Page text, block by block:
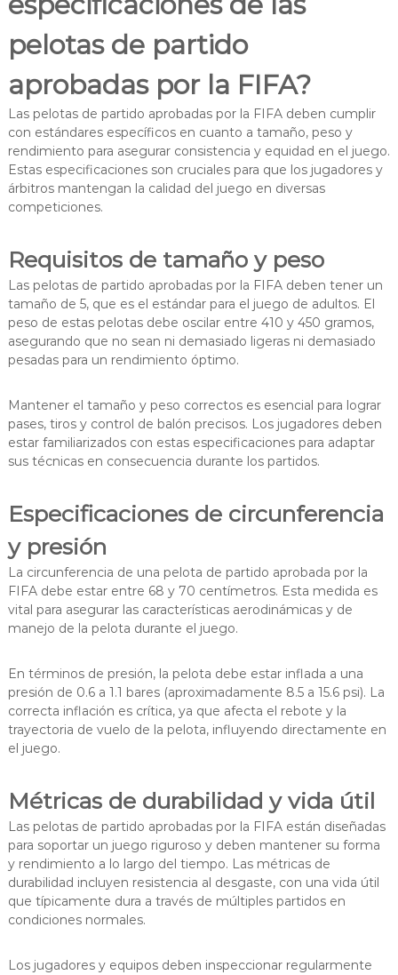
pelotas de partido
aprobadas por la FIFA?
Las pelotas de partido aprobadas por la FIFA deben cumplir
con estándares específicos en cuanto a tamaño, peso y
rendimiento para asegurar consistencia y equidad en el juego.
Estas especificaciones son cruciales para que los jugadores y
árbitros mantengan la calidad del juego en diversas
competiciones.
Requisitos de tamaño y peso
Las pelotas de partido aprobadas por la FIFA deben tener un
tamaño de 5, que es el estándar para el juego de adultos. El
peso de estas pelotas debe oscilar entre 410 y 450 gramos,
asegurando que no sean ni demasiado ligeras ni demasiado
pesadas para un rendimiento óptimo.
Mantener el tamaño y peso correctos es esencial para lograr
pases, tiros y control de balón precisos. Los jugadores deben
estar familiarizados con estas especificaciones para adaptar
sus técnicas en consecuencia durante los partidos.
Especificaciones de circunferencia
y presión
La circunferencia de una pelota de partido aprobada por la
FIFA debe estar entre 68 y 70 centímetros. Esta medida es
vital para asegurar las características aerodinámicas y de
manejo de la pelota durante el juego.
En términos de presión, la pelota debe estar inflada a una
presión de 0.6 a 1.1 bares (aproximadamente 8.5 a 15.6 psi). La
correcta inflación es crítica, ya que afecta el rebote y la
trayectoria de vuelo de la pelota, influyendo directamente en
el juego.
Métricas de durabilidad y vida útil
Las pelotas de partido aprobadas por la FIFA están diseñadas
para soportar un juego riguroso y deben mantener su forma
y rendimiento a lo largo del tiempo. Las métricas de
durabilidad incluyen resistencia al desgaste, con una vida útil
que típicamente dura a través de múltiples partidos en
condiciones normales.
Los jugadores y equipos deben inspeccionar regularmente